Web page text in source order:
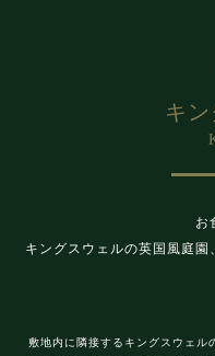
キ
お
キングスウェルの英国風庭
敷地内に隣接するキングスウェル